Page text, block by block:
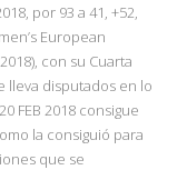
por 93 a 41, +52,
European
con su Cuarta
lleva disputados en lo
FEB 2018 consigue
la consiguió para
que se